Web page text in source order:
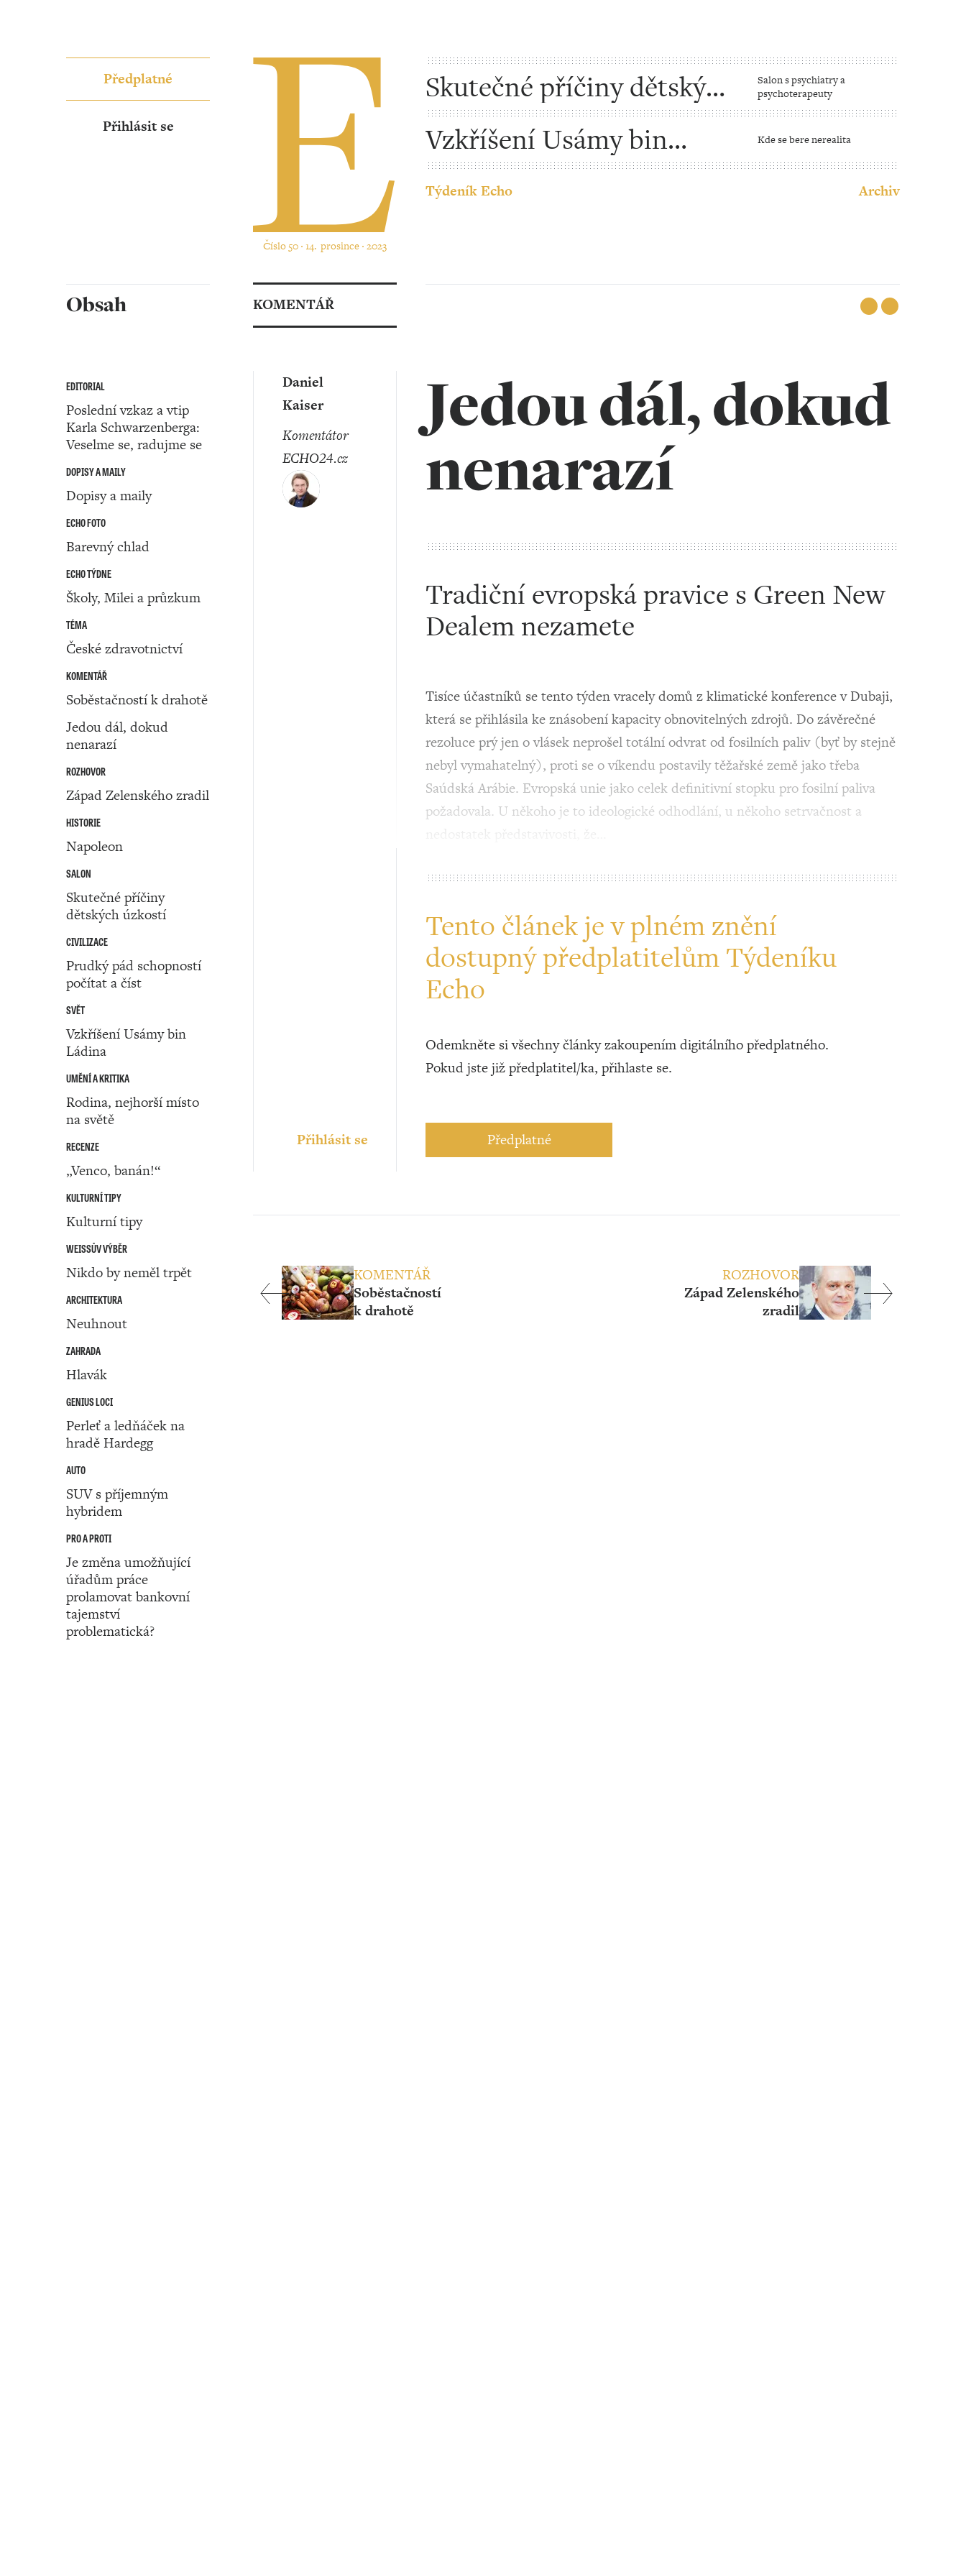
Číslo 50 ‧ 14. prosince ‧ 2023
Skutečné příčiny dětských
úzkostí
Salon s psychiatry a
psychoterapeuty
Vzkříšení Usámy bin
Ládina
Kde se bere nerealita
Týdeník Echo Archiv
Předplatné
Přihlásit se
Obsah
EDITORIAL
Poslední vzkaz a vtip
Karla Schwarzenberga:
Veselme se, radujme se
DOPISY A MAILY
Dopisy a maily
ECHO FOTO
Barevný chlad
ECHO TÝDNE
Školy, Milei a průzkum
TÉMA
České zdravotnictví
KOMENTÁŘ
Soběstačností k drahotě
Jedou dál, dokud
nenarazí
ROZHOVOR
Západ Zelenského zradil
HISTORIE
Napoleon
SALON
Skutečné příčiny
dětských úzkostí
CIVILIZACE
Prudký pád schopností
počítat a číst
SVĚT
Vzkříšení Usámy bin
Ládina
UMĚNÍ A KRITIKA
Rodina, nejhorší místo
na světě
RECENZE
„Venco, banán!“
KULTURNÍ TIPY
Kulturní tipy
WEISSŮV VÝBĚR
Nikdo by neměl trpět
ARCHITEKTURA
Neuhnout
ZAHRADA
Hlavák
GENIUS LOCI
Perleť a ledňáček na
hradě Hardegg
AUTO
SUV s příjemným
hybridem
PRO A PROTI
Je změna umožňující
úřadům práce
prolamovat bankovní
tajemství
problematická?
KOMENTÁŘ
Jedou dál, dokud
nenarazí
Tradiční evropská pravice s Green New
Dealem nezamete
Daniel
Kaiser
komentátor
ECHO24.cz
Tisíce účastníků se tento týden vracely domů z klimatické konference v Dubaji,
která se přihlásila ke znásobení kapacity obnovitelných zdrojů. Do závěrečné
rezoluce prý jen o vlásek neprošel totální odvrat od fosilních paliv (byť by stejně
nebyl vymahatelný), proti se o víkendu postavily těžařské země jako třeba
Saúdská Arábie. Evropská unie jako celek definitivní stopku pro fosilní paliva
požadovala. U někoho je to ideologické odhodlání, u někoho setrvačnost a
Tento článek je v plném znění
dostupný předplatitelům Týdeníku
Echo
Odemkněte si všechny články zakoupením digitálního předplatného.
Pokud jste již předplatitel/ka, přihlaste se.
Předplatné
Přihlásit se
ROZHOVOR
Západ Zelenského
zradil
KOMENTÁŘ
Soběstačností
k drahotě